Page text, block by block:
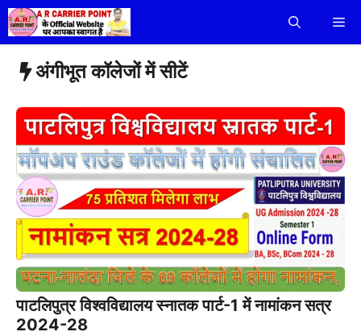
Skip
to
content
अंगीभूत कॉलेजों में सीटें
पाटलिपुत्र विश्वविद्यालय स्नातक पार्ट-1 में नामांकन सत्र
2024-28